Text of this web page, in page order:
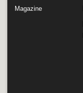
Magazine